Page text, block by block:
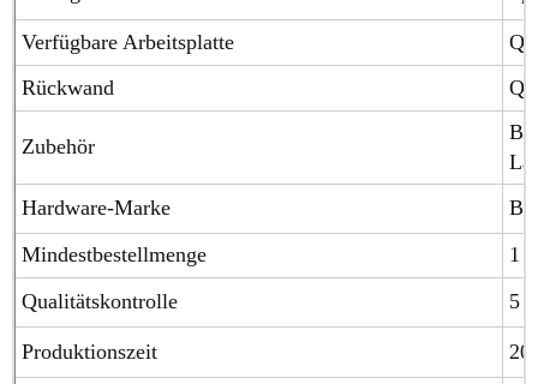
Verfügbare Arbeitsplatte
Rückwand
Zubehör
Hardware-Marke
Mindestbestellmenge
1
Qualitätskontrolle
5
Produktionszeit